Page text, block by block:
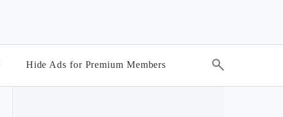
Hide Ads for Premium Members